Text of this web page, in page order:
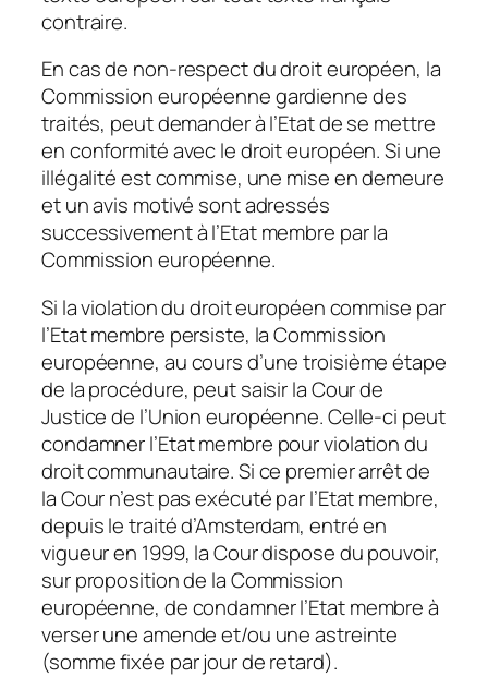
contraire.
En cas de non-respect du droit européen, la
Commission européenne gardienne des
traités, peut demander à l’Etat de se mettre
en conformité avec le droit européen. Si une
illégalité est commise, une mise en demeure
et un avis motivé sont adressés
successivement à l’Etat membre par la
Commission européenne.
Si la violation du droit européen commise par
l’Etat membre persiste, la Commission
européenne, au cours d’une troisième étape
de la procédure, peut saisir la Cour de
Justice de l’Union européenne. Celle-ci peut
condamner l’Etat membre pour violation du
droit communautaire. Si ce premier arrêt de
la Cour n’est pas exécuté par l’Etat membre,
depuis le traité d’Amsterdam, entré en
vigueur en 1999, la Cour dispose du pouvoir,
sur proposition de la Commission
européenne, de condamner l’Etat membre à
verser une amende et/ou une astreinte
(somme fixée par jour de retard).